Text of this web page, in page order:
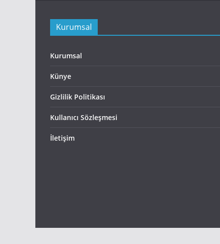
Kurumsal
Kurumsal
Künye
Gizlilik Politikası
Kullanıcı Sözleşmesi
İletişim